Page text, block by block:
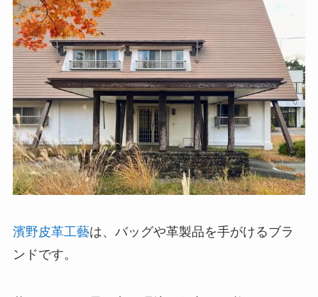
濱野皮革工藝は、バッグや革製品を手がけるブラ
ンドです。